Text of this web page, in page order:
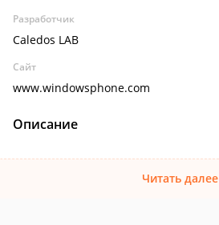
Разработчик
Caledos LAB
Сайт
www.windowsphone.com
Описание
Читать далее